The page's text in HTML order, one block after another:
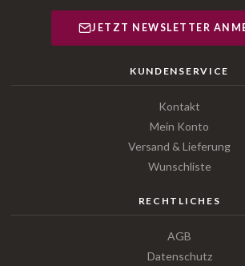
JETZT NEWSLETTER
KUNDENSERVICE
Kontakt
Mein Konto
Versand & Lieferung
Wunschliste
RECHTLICHES
AGB
Datenschutz